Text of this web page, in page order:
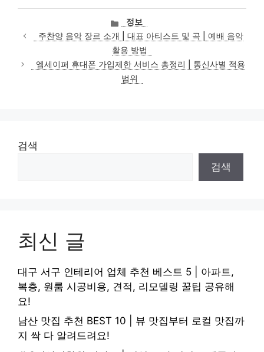
카
테
고
리
정보
주찬양 음악 장르 소개 | 대표 아티스트 및 곡 | 예배 음악
활용 방법
엠세이퍼 휴대폰 가입제한 서비스 총정리 | 통신사별 적용
범위
검색
검색
최신 글
대구 서구 인테리어 업체 추천 베스트 5 | 아파트,
복층, 원룸 시공비용, 견적, 리모델링 꿀팁 공유해
요!
남산 맛집 추천 BEST 10 | 뷰 맛집부터 로컬 맛집까
지 싹 다 알려드려요!